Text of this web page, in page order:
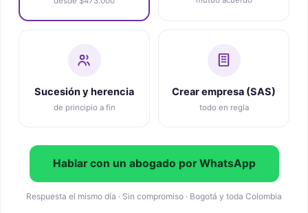
Sucesión y herencia
de principio a fin
Crear empresa (SAS)
todo en regla
Hablar con un abogado por WhatsApp
Respuesta el mismo día · Sin compromiso · Bogotá y toda Colombia